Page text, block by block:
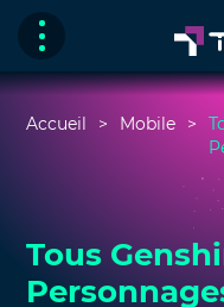
Accueil Mobile
Tous